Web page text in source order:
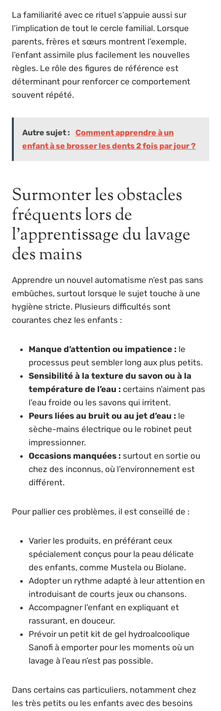
La familiarité avec ce rituel s’appuie aussi sur
l’implication de tout le cercle familial. Lorsque
parents, frères et sœurs montrent l’exemple,
l’enfant assimile plus facilement les nouvelles
règles. Le rôle des figures de référence est
déterminant pour renforcer ce comportement
souvent répété.
Autre sujet :
Comment apprendre à un
enfant à se brosser les dents 2 fois par jour ?
Surmonter les obstacles
fréquents lors de
l’apprentissage du lavage
des mains
Apprendre un nouvel automatisme n’est pas sans
embûches, surtout lorsque le sujet touche à une
hygiène stricte. Plusieurs difficultés sont
courantes chez les enfants :
Manque d’attention ou impatience : le
processus peut sembler long aux plus petits.
Sensibilité à la texture du savon ou à la
température de l’eau : certains n’aiment pas
l’eau froide ou les savons qui irritent.
Peurs liées au bruit ou au jet d’eau : le
sèche-mains électrique ou le robinet peut
impressionner.
Occasions manquées : surtout en sortie ou
chez des inconnus, où l’environnement est
différent.
Pour pallier ces problèmes, il est conseillé de :
Varier les produits, en préférant ceux
spécialement conçus pour la peau délicate
des enfants, comme Mustela ou Biolane.
Adopter un rythme adapté à leur attention en
introduisant de courts jeux ou chansons.
Accompagner l’enfant en expliquant et
rassurant, en douceur.
Prévoir un petit kit de gel hydroalcoolique
Sanofi à emporter pour les moments où un
lavage à l’eau n’est pas possible.
Dans certains cas particuliers, notamment chez
les très petits ou les enfants avec des besoins